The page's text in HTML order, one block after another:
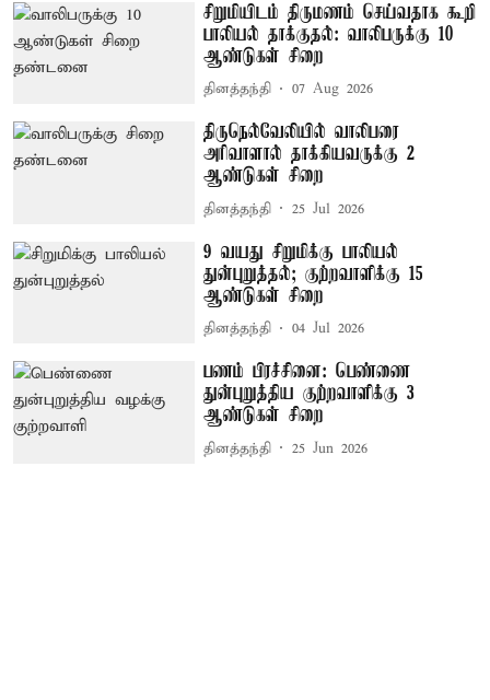
சிறுமியிடம் திருமணம் செய்வதாக கூறி
பாலியல் தாக்குதல்: வாலிபருக்கு 10
ஆண்டுகள் சிறை
தினத்தந்தி 07 Aug 2026
திருநெல்வேலியில் வாலிபரை
அரிவாளால் தாக்கியவருக்கு 2
ஆண்டுகள் சிறை
தினத்தந்தி 25 Jul 2026
9 வயது சிறுமிக்கு பாலியல்
துன்புறுத்தல்; குற்றவாளிக்கு 15
ஆண்டுகள் சிறை
தினத்தந்தி 04 Jul 2026
பணம் பிரச்சினை: பெண்ணை
துன்புறுத்திய குற்றவாளிக்கு 3
ஆண்டுகள் சிறை
தினத்தந்தி 25 Jun 2026